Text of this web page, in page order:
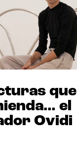
que
el
Ovidi